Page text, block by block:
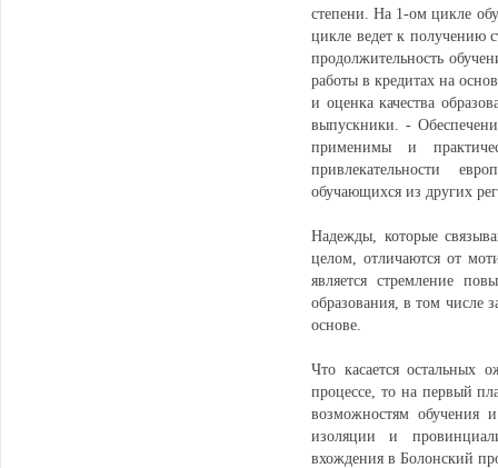
степени. На 1-ом цикле
цикле ведет к получению
продолжительность
работы в кредитах на
и оценка качества
выпускники. -
применимы и
привлекательности
обучающихся из других
Надежды, которые
целом, отличаются от
является стремление
образования, в том числе
основе.
Что касается остальных
процессе, то на первый
возможностям обучения
изоляции и
вхождения в Болонский